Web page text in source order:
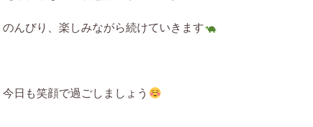
のんびり、楽しみながら続けていきます
今日も笑顔で過ごしましょう